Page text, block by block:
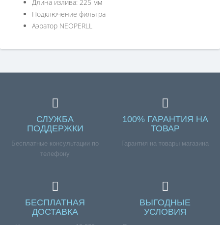
Длина излива: 225 мм
Подключение фильтра
Аэратор NEOPERLL
СЛУЖБА
ПОДДЕРЖКИ
Бесплатные консультации по
телефону
100% ГАРАНТИЯ НА
ТОВАР
Гарантия на товары магазина
БЕСПЛАТНАЯ
ДОСТАВКА
ВЫГОДНЫЕ
УСЛОВИЯ